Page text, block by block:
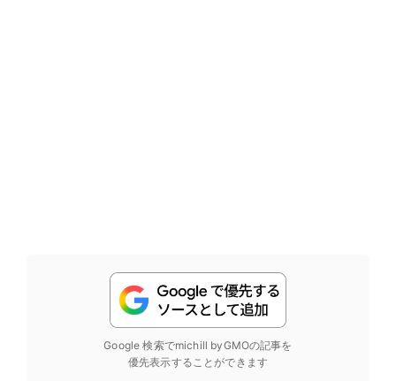
Google 検索でmichill byGMOの記事を
優先表示することができます